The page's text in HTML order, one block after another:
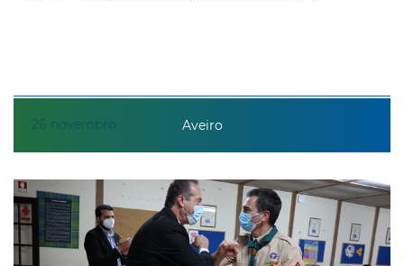
26 novembro Aveiro